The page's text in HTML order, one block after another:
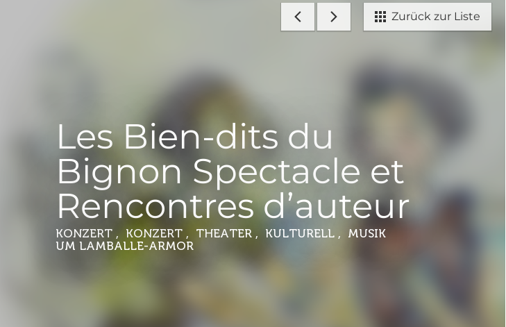
Zurück zur Liste
Les Bien-dits du
Bignon Spectacle et
Rencontres d’auteur
KONZERT , KONZERT , THEATER , KULTURELL , MUSIK
UM LAMBALLE-ARMOR